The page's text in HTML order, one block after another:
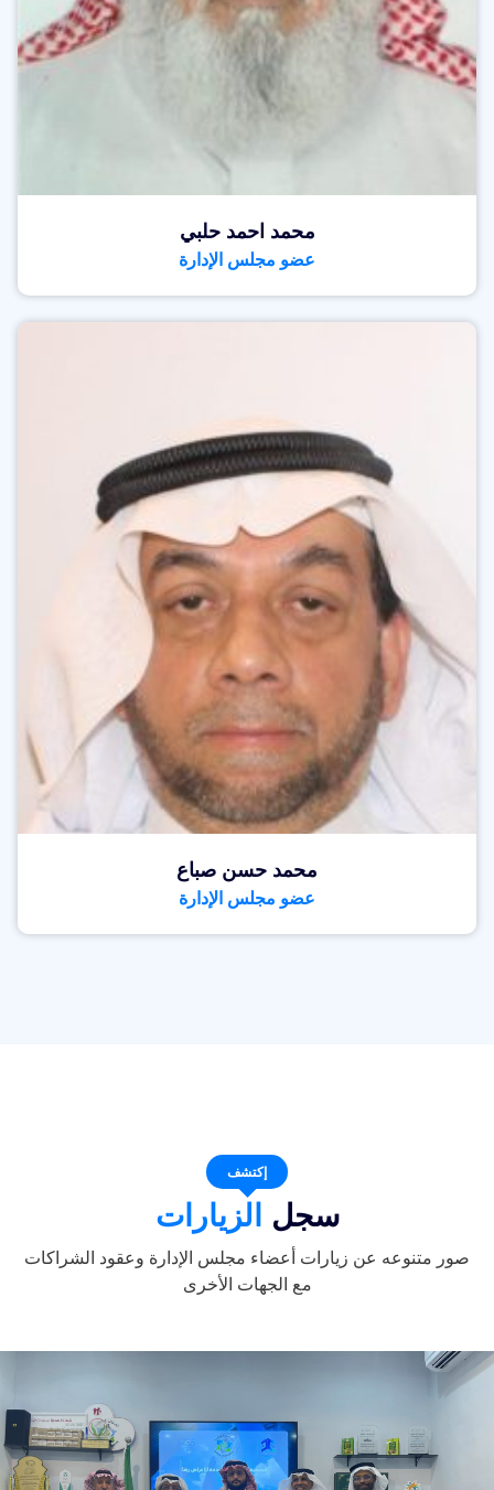
محمد احمد حلبي
عضو مجلس الإدارة
محمد حسن صباع
عضو مجلس الإدارة
إكتشف
سجلالزيارات
صور متنوعه عن زيارات أعضاء مجلس الإدارة وعقود الشراكات
مع الجهات الأخرى